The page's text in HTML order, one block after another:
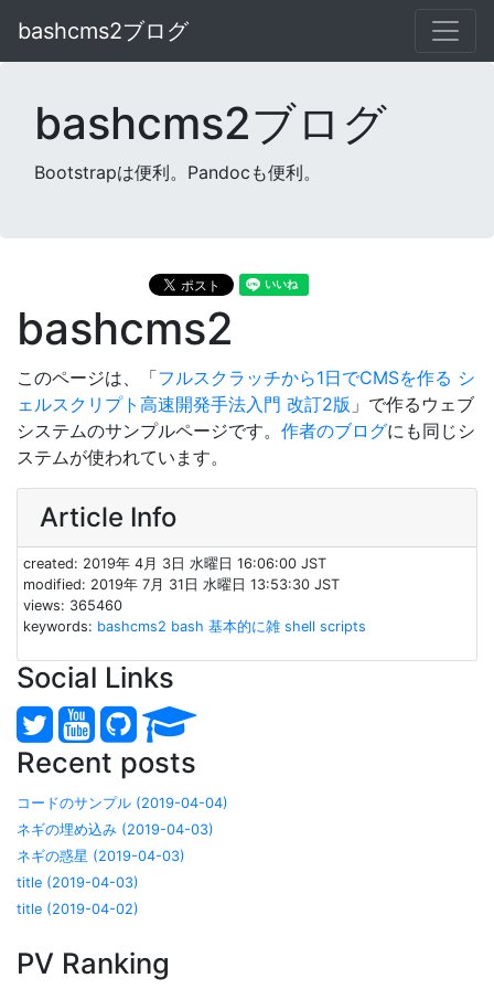
bashcms2ブログ
bashcms2ブログ
Bootstrapは便利。Pandocも便利。
bashcms2
このページは、「フルスクラッチから1日でCMSを作る シ
ェルスクリプト高速開発手法入門 改訂2版 」で作るウェブ
システムのサンプルページです。 作者のブログにも同じシ
ステムが使われています。
Article Info
created: 2019年 4月 3日 水曜日 16:06:00 JST
modified: 2019年 7月 31日 水曜日 13:53:30 JST
views: 365460
keywords: bashcms2 bash 基本的に雑 shell scripts
Social Links
Recent posts
コードのサンプル (2019-04-04)
ネギの埋め込み (2019-04-03)
ネギの惑星 (2019-04-03)
title (2019-04-03)
title (2019-04-02)
PV Ranking